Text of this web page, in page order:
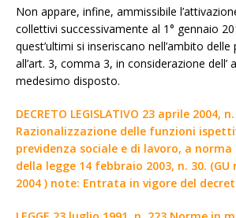
Non appare, infine, ammissibile
collettivi successivamente al 1° gennaio
quest’ultimi si inseriscano nell’ambito
all’art. 3, comma 3, in considerazione dell’
medesimo disposto.
DECRETO LEGISLATIVO 23 aprile 2004,
Razionalizzazione delle funzioni
previdenza sociale e di lavoro, a norma
della legge 14 febbraio 2003, n. 30. (GU
2004 ) note: Entrata in vigore del